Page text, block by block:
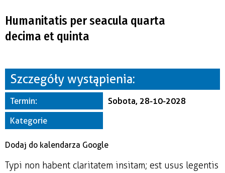
—
Miejsce
Organizator
Humanitatis per seacula quarta
decima et quinta
Szczegóły wystąpienia:
Termin:
Sobota, 28-10-2028
Kategorie
Dodaj do kalendarza Google
Typi non habent claritatem insitam; est usus legentis